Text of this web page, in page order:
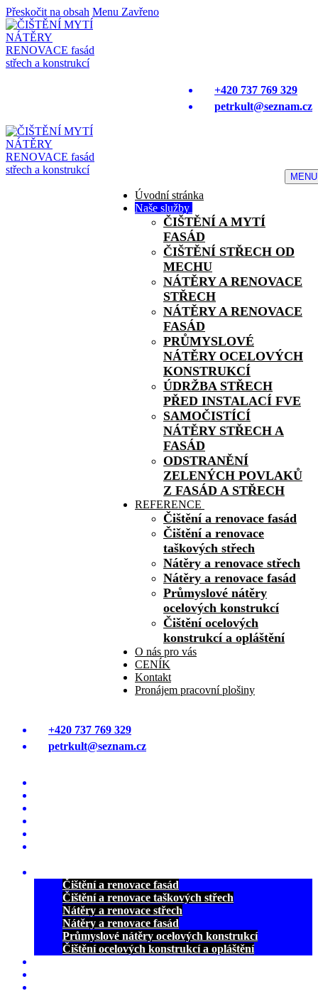
Přeskočit na obsah Menu Zavřeno
+420 737 769 329
petrkult@seznam.cz
MENU
Úvodní stránka
Naše služby
ČIŠTĚNÍ A MYTÍ
FASÁD
ČIŠTĚNÍ STŘECH OD
MECHU
NÁTĚRY A RENOVACE
STŘECH
NÁTĚRY A RENOVACE
FASÁD
PRŮMYSLOVÉ
NÁTĚRY OCELOVÝCH
KONSTRUKCÍ
ÚDRŽBA STŘECH
PŘED INSTALACÍ FVE
SAMOČISTÍCÍ
NÁTĚRY STŘECH A
FASÁD
ODSTRANĚNÍ
ZELENÝCH POVLAKŮ
Z FASÁD A STŘECH
REFERENCE
Čištění a renovace fasád
Čištění a renovace
taškových střech
Nátěry a renovace střech
Nátěry a renovace fasád
Průmyslové nátěry
ocelových konstrukcí
Čištění ocelových
konstrukcí a opláštění
O nás pro vás
CENÍK
Kontakt
Pronájem pracovní plošiny
+420 737 769 329
petrkult@seznam.cz
Čištění a renovace fasád
Čištění a renovace taškových střech
Nátěry a renovace střech
Nátěry a renovace fasád
Průmyslové nátěry ocelových konstrukcí
Čištění ocelových konstrukcí a opláštění